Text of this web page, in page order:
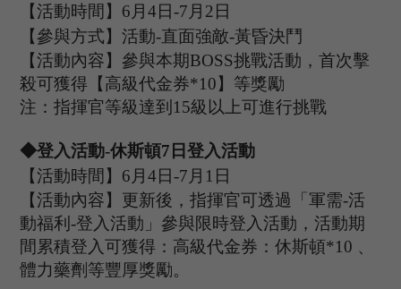
【活動時間】 6 月4日-7 月 2 日
【參與方式】 活動-直面強敵-黃昏決鬥
【活動內容】參與本期BOSS挑戰活動，首次擊
殺可獲得【高級代金券*10】等獎勵
注：指揮官等級達到 15級以上可進行挑戰
◆登入活動-休斯頓7 日登入活動
【活動時間】 6 月4日-7 月 1 日
【活動內容】 更新後，指揮官可透過「軍需-活
動福利-登入活動 」 參與限時登入活動，活動期
間 累積登入可獲得：高級代金券：休斯頓*10 、
體力藥劑等豐厚獎勵。